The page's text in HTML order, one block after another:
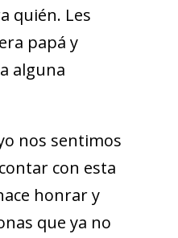
quién. Les
papá y
alguna
nos sentimos
con esta
honrar y
que ya no